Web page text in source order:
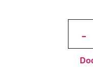
-
ilość
okrągły
Złoty Ø
30 cm, h
1,2